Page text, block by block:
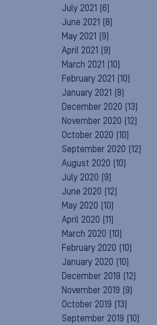
July 2021 (6)
June 2021 (8)
May 2021 (9)
April 2021 (9)
March 2021 (10)
February 2021 (10)
January 2021 (8)
December 2020 (13)
November 2020 (12)
October 2020 (10)
September 2020 (12)
August 2020 (10)
July 2020 (9)
June 2020 (12)
May 2020 (10)
April 2020 (11)
March 2020 (10)
February 2020 (10)
January 2020 (10)
December 2019 (12)
November 2019 (9)
October 2019 (13)
September 2019 (10)